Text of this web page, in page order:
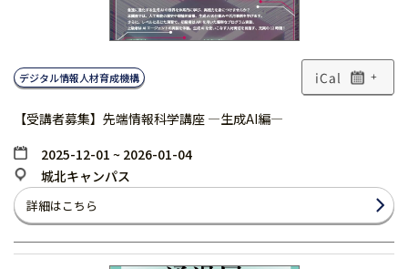
デジタル情報人材育成機構 +
【受講者募集】先端情報科学講座 ―生成AI編―
2025-12-01 ~ 2026-01-04
城北キャンパス
詳細はこちら